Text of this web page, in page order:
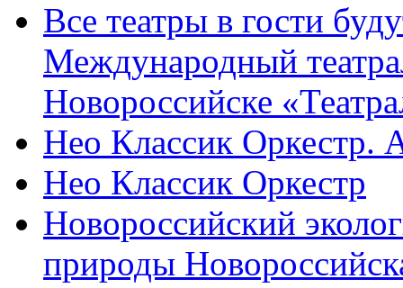
Все театры в гости
Международный
Новороссийске
Нео Классик Оркестр.
Нео Классик Оркестр
Новороссийский
природы